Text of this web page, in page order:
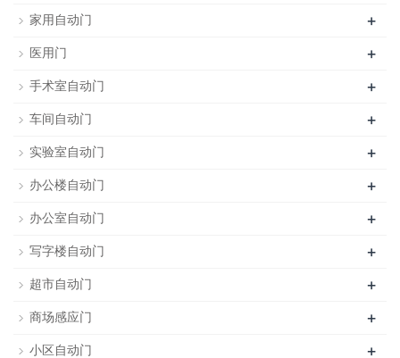
家用自动门 +
医用门 +
手术室自动门 +
车间自动门 +
实验室自动门 +
办公楼自动门 +
办公室自动门 +
写字楼自动门 +
超市自动门 +
商场感应门 +
小区自动门 +